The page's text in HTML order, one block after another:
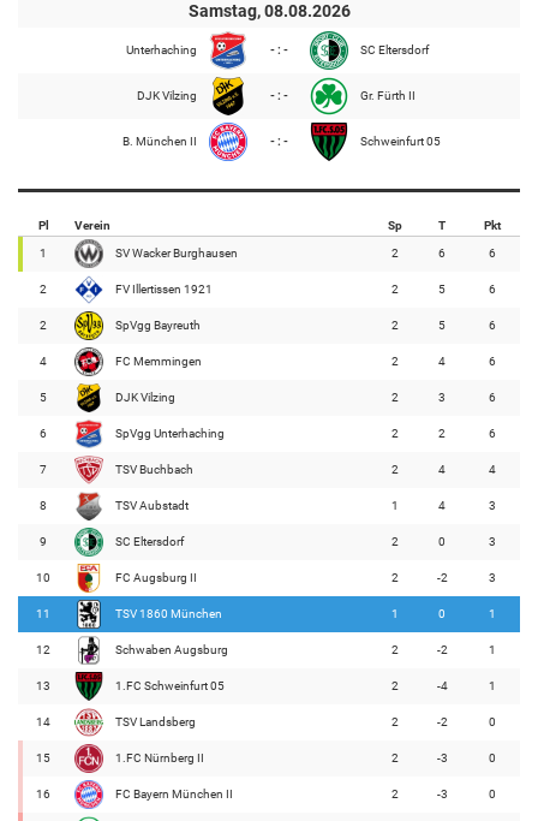
Samstag, 08.08.2026
Unterhaching - : - SC Eltersdorf
DJK Vilzing - : - Gr. Fürth II
B. München II - : - Schweinfurt 05
Pl Verein Sp T Pkt
1 SV Wacker Burghausen 2 6 6
2 FV Illertissen 1921 2 5 6
2 SpVgg Bayreuth 2 5 6
4 FC Memmingen 2 4 6
5 DJK Vilzing 2 3 6
6 SpVgg Unterhaching 2 2 6
7 TSV Buchbach 2 4 4
8 TSV Aubstadt 1 4 3
9 SC Eltersdorf 2 0 3
10 FC Augsburg II 2 -2 3
11 TSV 1860 München 1 0 1
12 Schwaben Augsburg 2 -2 1
13 1.FC Schweinfurt 05 2 -4 1
14 TSV Landsberg 2 -2 0
15 1.FC Nürnberg II 2 -3 0
16 FC Bayern München II 2 -3 0